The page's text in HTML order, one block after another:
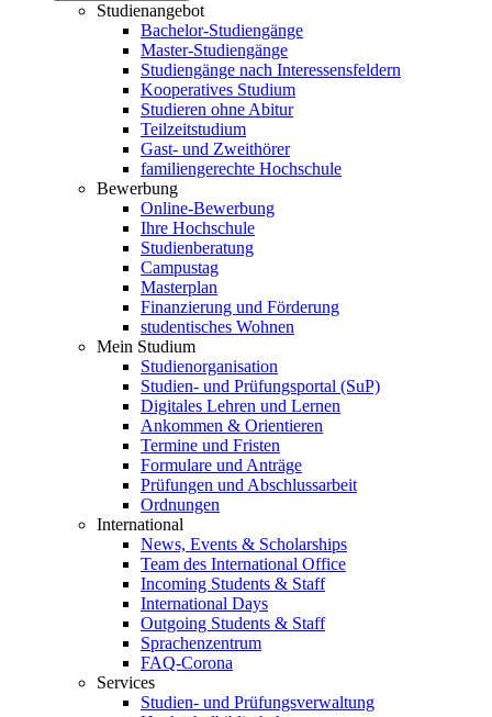
Studienangebot
Bachelor-Studiengänge
Master-Studiengänge
Studiengänge nach Interessensfeldern
Kooperatives Studium
Studieren ohne Abitur
Teilzeitstudium
Gast- und Zweithörer
familiengerechte Hochschule
Bewerbung
Online-Bewerbung
Ihre Hochschule
Studienberatung
Campustag
Masterplan
Finanzierung und Förderung
studentisches Wohnen
Mein Studium
Studienorganisation
Studien- und Prüfungsportal (SuP)
Digitales Lehren und Lernen
Ankommen & Orientieren
Termine und Fristen
Formulare und Anträge
Prüfungen und Abschlussarbeit
Ordnungen
International
News, Events & Scholarships
Team des International Office
Incoming Students & Staff
International Days
Outgoing Students & Staff
Sprachenzentrum
FAQ-Corona
Services
Studien- und Prüfungsverwaltung